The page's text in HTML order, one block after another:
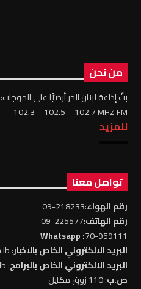
من نحن
بثّ إذاعة لبنان الحر أرضيًّا على الموجات:
102.3 – 102.5 – 102.7 MHZ FM
للمزيد
تواصل معنا
رقم الهواء:218233-09
رقم الهاتف:225577-09
70-959111
: Whatsapp
البريد الالكتروني الخاص بالاخبار: news@rll.com.lb
البريد الالكتروني الخاص بالبرامج: info@rll.com.lb
ص.ب: 110 زوق مكايل